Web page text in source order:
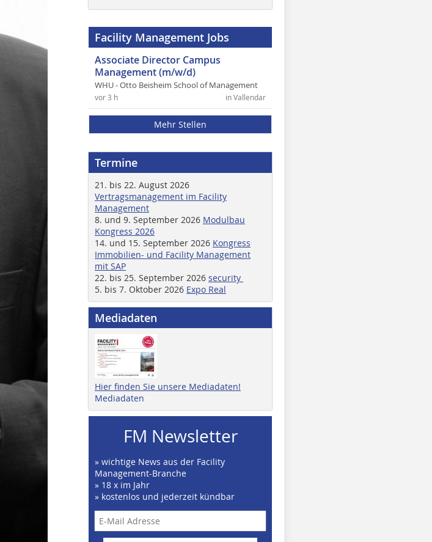
Facility Management Jobs
Associate Director Campus
Management (m/w/d)
WHU - Otto Beisheim School of Management
in Vallendar
vor 3 h
Mehr Stellen
Termine
21. bis 22. August 2026
Vertragsmanagement im Facility
Management
8. und 9. September 2026 Modulbau
Kongress 2026
14. und 15. September 2026 Kongress
Immobilien- und Facility Management
mit SAP
22. bis 25. September 2026 security
5. bis 7. Oktober 2026 Expo Real
Mediadaten
Hier finden Sie unsere Mediadaten!
Mediadaten
FM Newsletter
» wichtige News aus der Facility
Management-Branche
» 18 x im Jahr
» kostenlos und jederzeit kündbar